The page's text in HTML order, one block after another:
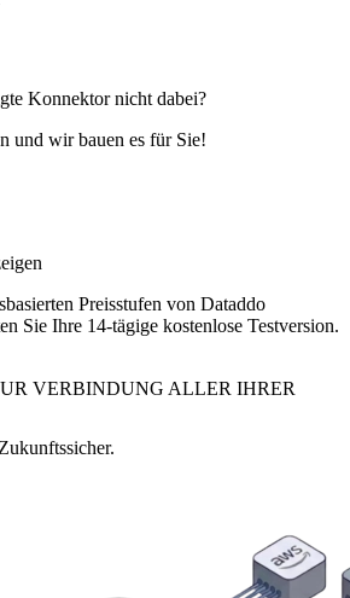
Konnektor nicht dabei?
und wir bauen es für Sie!
Preisstufen von Dataddo
Sie Ihre 14-tägige kostenlose Testversion.
VERBINDUNG ALLER IHRER